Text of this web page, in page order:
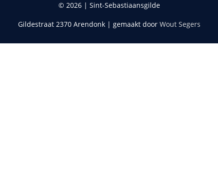
© 2026 | Sint-Sebastiaansgilde
Gildestraat 2370 Arendonk | gemaakt door Wout Segers